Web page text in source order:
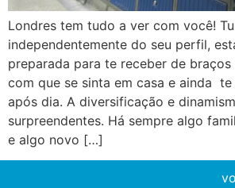
Londres tem tudo a ver com você!
independentemente do seu perfil,
preparada para te receber de
com que se sinta em casa e ainda
após dia. A diversificação e
surpreendentes. Há sempre algo
e algo novo […]